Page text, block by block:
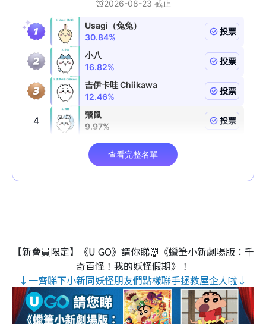
【新會員限定】《U GO》請你睇👹《蠟筆小新劇場版：千
奇百怪！我的妖怪假期》！
↓一齊睇下小新同妖怪朋友們點樣聯手拯救屋企人啦↓